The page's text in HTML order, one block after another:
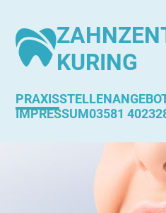
KURING
PRAXIS
IMPRESSUM03581